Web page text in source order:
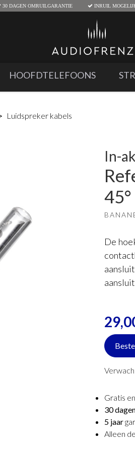
30 DAGEN OMRUILGARANTIE INRUIL
HOOFDTELEFOONS
Luidspreker kabels
In-
De
Gratis en
30
5 jaar
Alleen de